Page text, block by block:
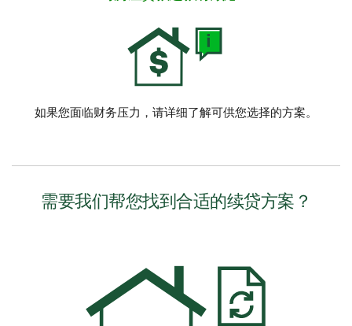
如果您面临财务压力，请详细了解可供您选择的方案。
需要我们帮您找到合适的续贷方案？